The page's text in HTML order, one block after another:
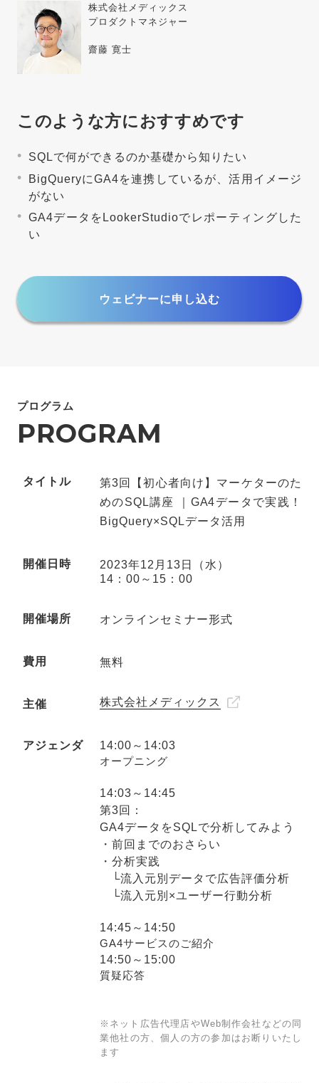
株式会社メディックス
プロダクトマネジャー
齋藤 寛士
このような方におすすめです
SQLで何ができるのか基礎から知りたい
BigQueryにGA4を連携しているが、活用イメージ
がない
GA4データをLookerStudioでレポーティングした
い
ウェビナーに申し込む
プログラム
PROGRAM
タイトル
第3回【初心者向け】マーケターのた
めのSQL講座 ｜GA4データで実践！
BigQuery×SQLデータ活用
開催日時
2023年12月13日（水）
14：00～15：00
開催場所 オンラインセミナー形式
費用 無料
主催 株式会社メディックス
アジェンダ
14:00～14:03
オープニング
14:03～14:45
第3回：
GA4データをSQLで分析してみよう
・前回までのおさらい
・分析実践
└流入元別データで広告評価分析
└流入元別×ユーザー行動分析
14:45～14:50
GA4サービスのご紹介
14:50～15:00
質疑応答
※ネット広告代理店やWeb制作会社などの同
業他社の方、個人の方の参加はお断りいたし
ます